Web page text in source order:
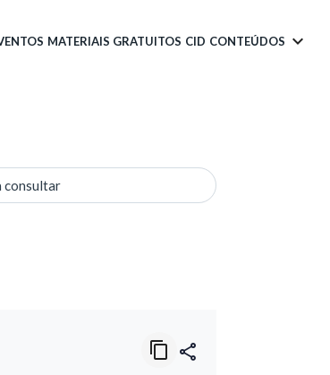
MATERIAIS GRATUITOS CID CONTEÚDOS
consultar